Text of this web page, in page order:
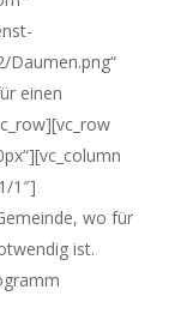
einen
1″]
wo für
ist.